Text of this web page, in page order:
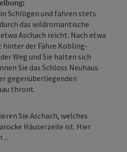
Schlögen und fahren stets
das wildromantische
Aschach reicht. Nach etwa
der Fähre Kobling-
Weg und Sie halten sich
Sie das Schloss Neuhaus
gegenüberliegenden
thront.
Sie Aschach, welches
Häuserzeile ist. Hier
...